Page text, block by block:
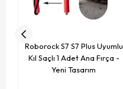
Roborock S7 S7 Plus Uyumlu
Kıl Saçlı 1 Adet Ana Fırça -
Yeni Tasarım